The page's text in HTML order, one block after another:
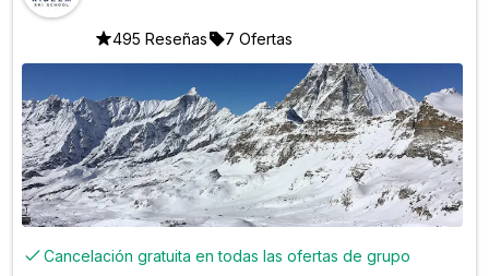
495 Reseñas 7 Ofertas
Cancelación gratuita en todas las ofertas de grupo